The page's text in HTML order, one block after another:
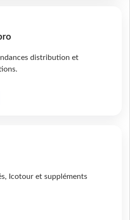
distribution et
Icotour et suppléments